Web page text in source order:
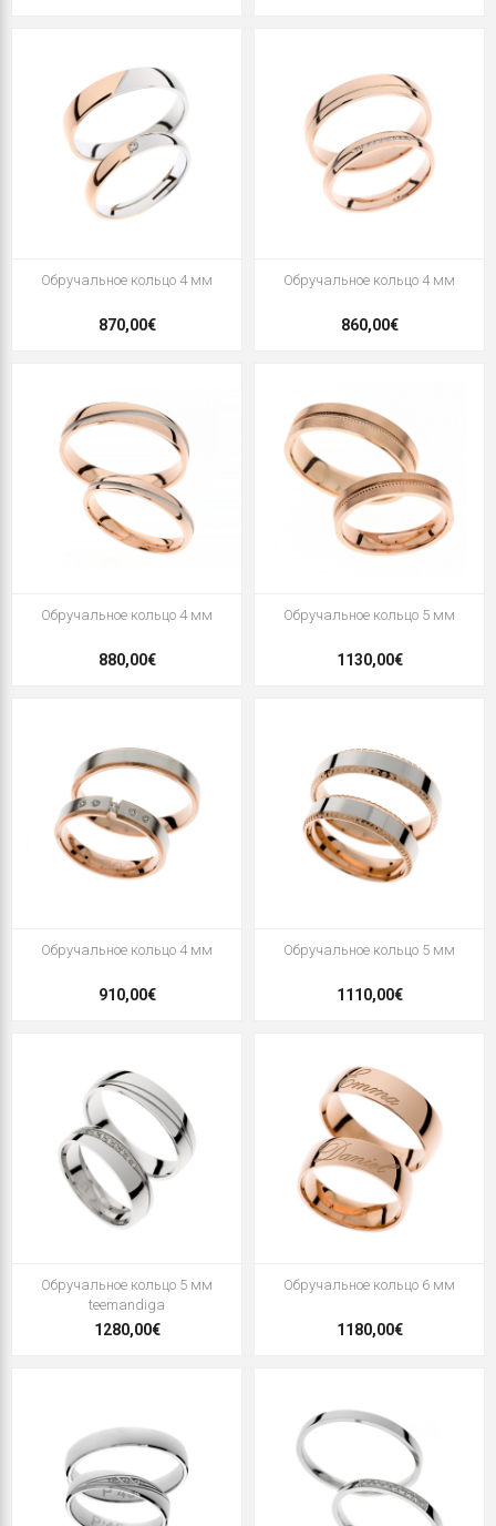
Oбручальное кольцо 4 мм
870,00€
Oбручальное кольцо 4 мм
860,00€
Oбручальное кольцо 4 мм
880,00€
Oбручальное кольцо 5 мм
1130,00€
Oбручальное кольцо 4 мм
910,00€
Oбручальное кольцо 5 мм
1110,00€
Oбручальное кольцо 5 мм
teemandiga
1280,00€
Oбручальное кольцо 6 мм
1180,00€